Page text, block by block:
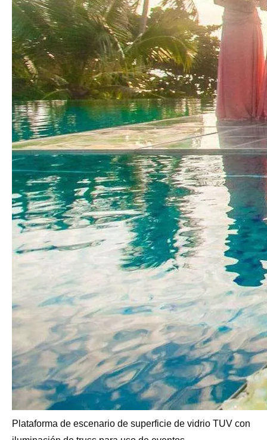
Plataforma de escenario de superficie de vidrio TUV con